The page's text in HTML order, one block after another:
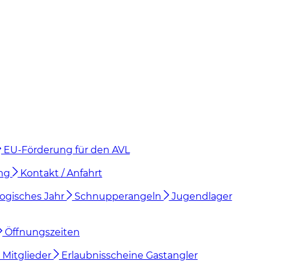
EU-Förderung für den AVL
Kontakt / Anfahrt
Jahr Schnupperangeln Jugendlager
Öffnungszeiten
Mitglieder Erlaubnisscheine Gastangler